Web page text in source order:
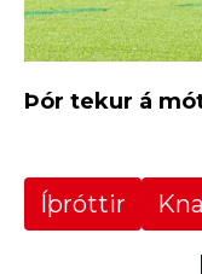
Þór tekur á
Íþróttir